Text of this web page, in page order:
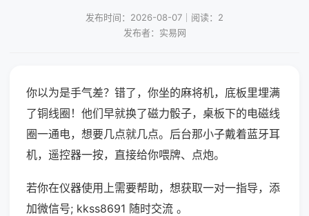
发布时间：2026-08-07｜阅读：2
发布者：实易网
你以为是手气差？错了，你坐的麻将机，底板里埋满
了铜线圈！他们早就换了磁力骰子，桌板下的电磁线
圈一通电，想要几点就几点。后台那小子戴着蓝牙耳
机，遥控器一按，直接给你喂牌、点炮。
若你在仪器使用上需要帮助，想获取一对一指导，添
加微信号; kkss8691 随时交流 。